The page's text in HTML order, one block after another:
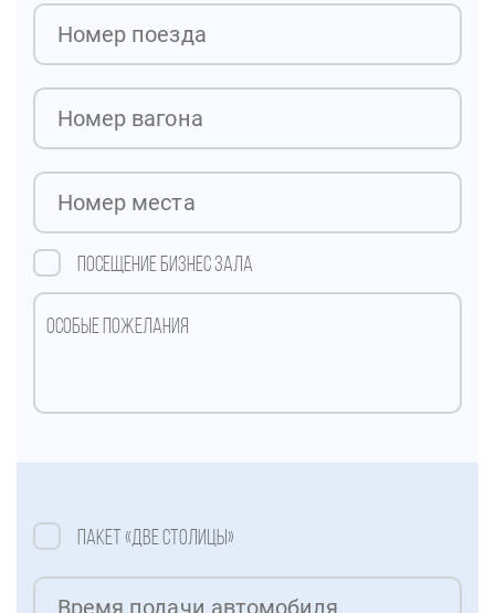
Посещение бизнес Зала
Пакет «ДВЕ СТОЛИЦЫ»